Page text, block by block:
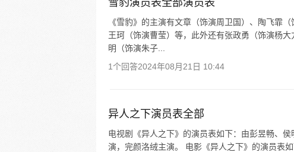
雪豹演员表全部演员表
《雪豹》的主演有文章（饰演周卫国）、陶飞霏
王珂（饰演曹莹）等，此外还有张政勇（饰演杨
明（饰演朱子...
1个回答2024年08月21日 10:44
异人之下演员表全部
电视剧《异人之下》的演员表如下：由彭昱畅、
演，完颜洛绒主演。 电影《异人之下》的演员表